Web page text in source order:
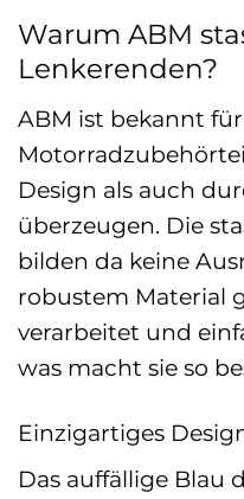
Warum ABM
Lenkerenden?
ABM ist bekannt
Design als auch
überzeugen. Die
bilden da keine
robustem Material
verarbeitet und
was macht sie so
Einzigartiges
Das auffällige Blau